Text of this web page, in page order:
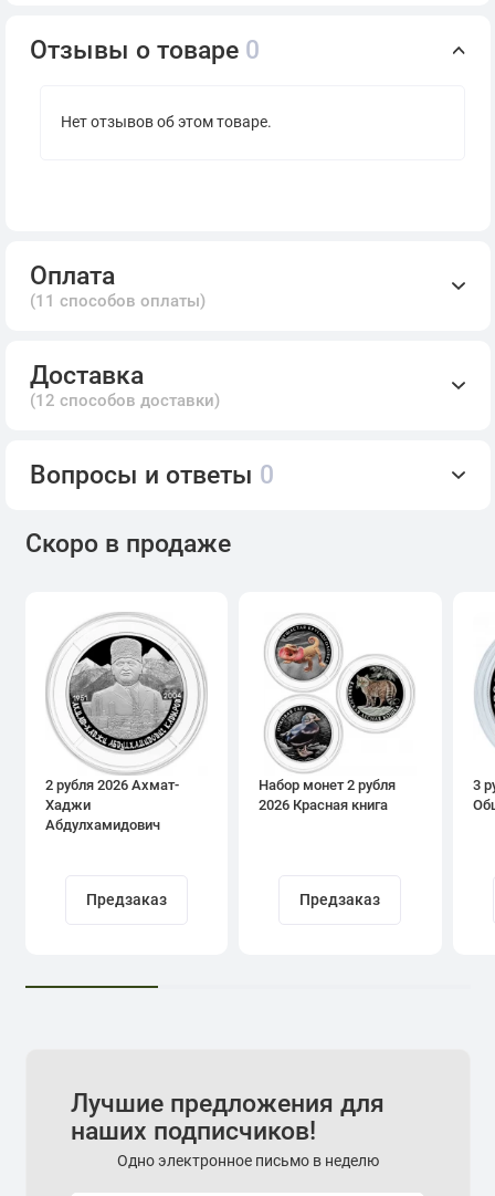
Отзывы о товаре 0
Нет отзывов об этом товаре.
Оплата
(11 способов оплаты)
Доставка
(12 способов доставки)
Вопросы и ответы 0
Скоро в продаже
2 рубля 2026 Ахмат-
Хаджи
Абдулхамидович
Предзаказ
Набор монет 2 рубля
2026 Красная книга
Предзаказ
3
Лучшие предложения для
наших подписчиков!
Одно электронное письмо в неделю